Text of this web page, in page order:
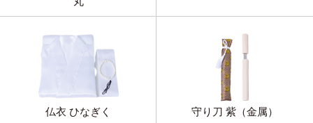
仏衣 ひなぎく 守り刀 紫（金属）